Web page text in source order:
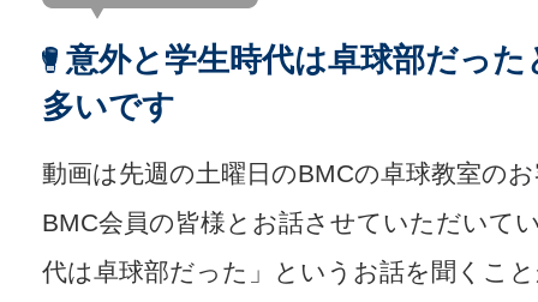
意外と学生時代は卓球部だっ
多いです
動画は先週の土曜日のBMCの卓球教室の
BMC会員の皆様とお話させていただいて
代は卓球部だった」というお話を聞くこ